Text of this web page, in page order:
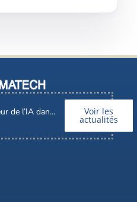
dans nos métiers ? Voir les
actualités